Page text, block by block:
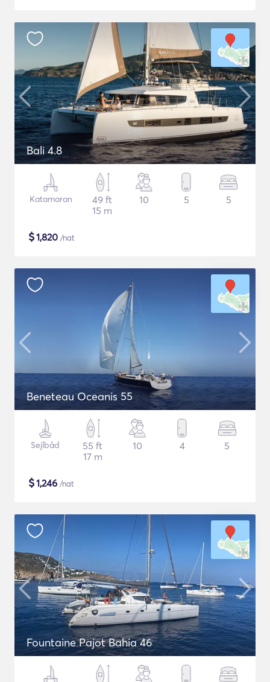
Bali 4.8
Katamaran
49 ft
15 m
10 5 5
$1,820 /nat
Beneteau Oceanis 55
Sejlbåd
55 ft
17 m
10 4 5
$1,246 /nat
Fountaine Pajot Bahia 46